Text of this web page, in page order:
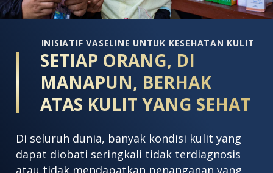
INISIATIF VASELINE UNTUK KESEHATAN KULIT
SETIAP ORANG, DI
MANAPUN, BERHAK
ATAS KULIT YANG SEHAT
Di seluruh dunia, banyak kondisi kulit yang
dapat diobati seringkali tidak terdiagnosis
atau tidak mendapatkan penanganan yang